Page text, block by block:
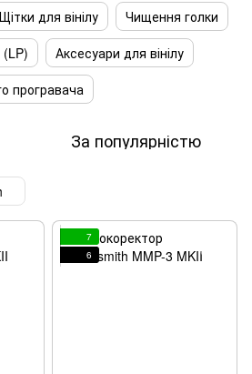
Щітки для вінілу
Чищення голки
(LP)
Аксесуари для вінілу
програвача
За популярністю
7
6